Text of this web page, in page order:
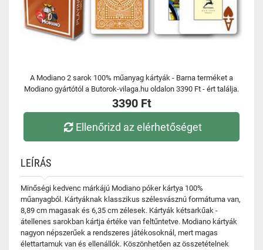
A Modiano 2 sarok 100% műanyag kártyák - Barna terméket a
Modiano gyártótól a Butorok-vilaga.hu oldalon 3390 Ft - ért találja.
3390 Ft
Ellenőrizd az elérhetőséget
LEÍRÁS
Minőségi kedvenc márkájú Modiano póker kártya 100%
műanyagból. Kártyáknak klasszikus szélesvásznú formátuma van,
8,89 cm magasak és 6,35 cm zélesek. Kártyák kétsarkűak -
átellenes sarokban kártja értéke van feltűntetve. Modiano kártyák
nagyon népszerűek a rendszeres játékosoknál, mert magas
élettartamuk van és ellenállók. Köszönhetően az összetételnek